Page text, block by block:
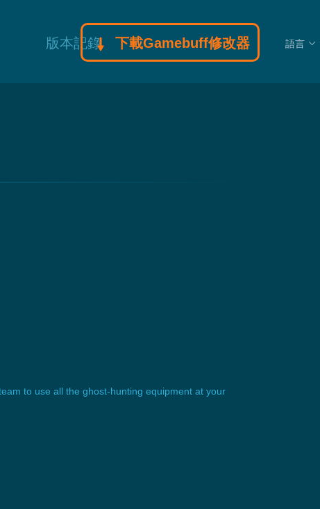
版本記錄 下載Gamebuff修改器 語言
to use all the ghost-hunting equipment at your